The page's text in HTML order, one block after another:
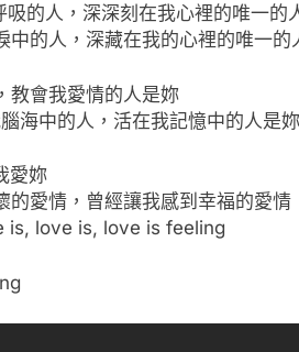
吸的人，深深刻在我心裡的唯一的
中的人，深藏在我的心裡的唯一的
教會我愛情的人是妳
海中的人，活在我記憶中的人是妳
愛妳
的愛情，曾經讓我感到幸福的愛情
is, love is, love is feeling